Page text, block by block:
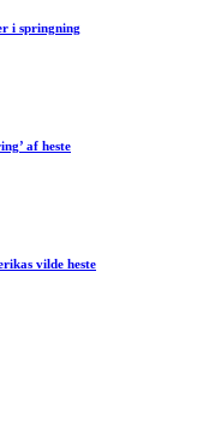
i springning
af heste
vilde heste